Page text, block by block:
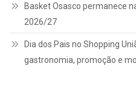
Basket Osasco permanece
2026/27
Dia dos Pais no Shopping
gastronomia, promoção e